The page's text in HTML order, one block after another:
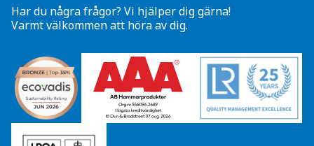
Har du några frågor? Vi hjälper dig gärna!
Varmt välkommen att höra av dig.